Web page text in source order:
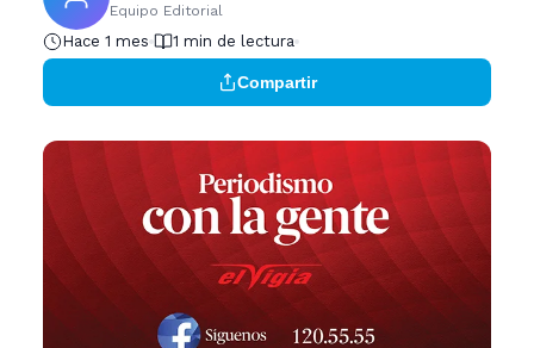
Equipo Editorial
Hace 1 mes 1 min de lectura
Compartir